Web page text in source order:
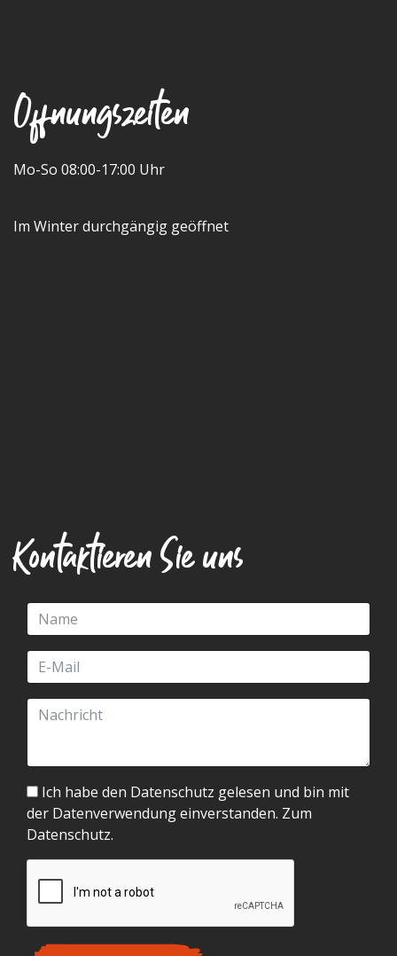
Offnungszeiten
Mo-So 08:00-17:00 Uhr
Im Winter durchgängig geöffnet
Kontaktieren Sie uns
Ich habe den Datenschutz gelesen und bin mit
der Datenverwendung einverstanden. Zum
Datenschutz.